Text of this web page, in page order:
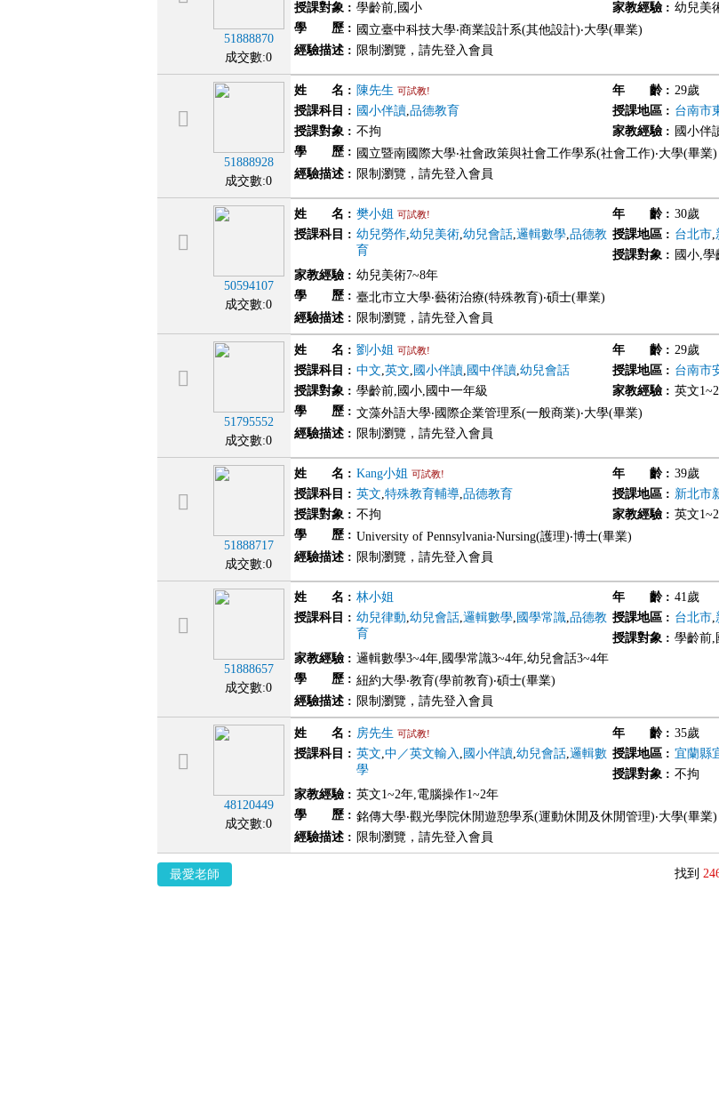
51888870
成交數:0
授課對象 : 學齡前,國小 家教經驗: 幼兒美
學 歷 : 國立臺中科技大學‧商業設計系(其他設計)‧大學(畢業)
經驗描述 : 限制瀏覽，請先登入會員
51888928
成交數:0
姓 名 : 陳先生 可試教! 年 齡: 29歲
授課科目 : 國小伴讀,品德教育 授課地區: 台南市
授課對象 : 不拘 家教經驗: 國小伴
學 歷 : 國立暨南國際大學‧社會政策與社會工作學系(社會工作)‧大學(畢業)
經驗描述 : 限制瀏覽，請先登入會員
50594107
成交數:0
姓 名 : 樊小姐 可試教! 年 齡: 30歲
授課科目 : 幼兒勞作,幼兒美術,幼兒會話,邏輯數學,品德教
育
授課地區: 台北市,
授課對象: 國小,學
家教經驗 : 幼兒美術7~8年
學 歷 : 臺北市立大學‧藝術治療(特殊教育)‧碩士(畢業)
經驗描述 : 限制瀏覽，請先登入會員
51795552
成交數:0
姓 名 : 劉小姐 可試教! 年 齡: 29歲
授課科目 : 中文,英文, 國小伴讀, 國中伴讀,幼兒會話 授課地區: 台南市
授課對象 : 學齡前,國小,國中一年級 家教經驗: 英文
學 歷 : 文藻外語大學‧國際企業管理系(一般商業)‧大學(畢業)
經驗描述 : 限制瀏覽，請先登入會員
51888717
成交數:0
姓 名 : Kang小姐 可試教! 年 齡: 39歲
授課科目 : 英文,特殊教育輔導,品德教育 授課地區: 新北市
授課對象 : 不拘 家教經驗: 英文
學 歷 : University of Pennsylvania‧Nursing(護理)‧博士(畢業)
經驗描述 : 限制瀏覽，請先登入會員
51888657
成交數:0
姓 名 : 林小姐 年 齡: 41歲
授課科目 : 幼兒律動,幼兒會話,邏輯數學, 國學常識,品德教
育
授課地區: 台北市,
授課對象: 學齡前,
家教經驗 : 邏輯數學3~4年,國學常識3~4年,幼兒會話3~4年
學 歷 : 紐約大學‧教育(學前教育)‧碩士(畢業)
經驗描述 : 限制瀏覽，請先登入會員
48120449
成交數:0
姓 名 : 房先生 可試教! 年 齡: 35歲
授課科目 : 英文,中／英文輸入 , 國小伴讀,幼兒會話,邏輯數
學
授課地區: 宜蘭縣
授課對象: 不拘
家教經驗 : 英文1~2年,電腦操作1~2年
學 歷 : 銘傳大學‧觀光學院休閒遊憩學系(運動休閒及休閒管理)‧大學(畢業)
經驗描述 : 限制瀏覽，請先登入會員
最愛老師 找到